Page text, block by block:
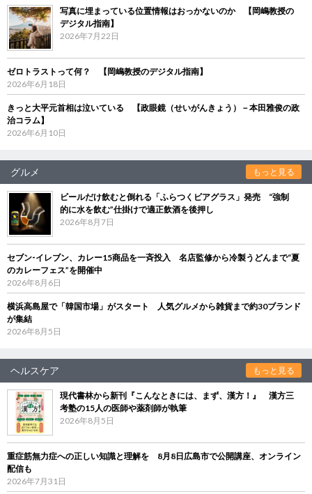
写真に埋まっている位置情報はおっかないのか 【岡嶋教授の
デジタル指南】
2026年7月22日
ゼロトラストって何？ 【岡嶋教授のデジタル指南】
2026年6月18日
きっと大平元首相は泣いている 【政眼鏡（せいがんきょう）－本田雅俊の政
治コラム】
2026年6月10日
グルメ もっと見る
ビールだけ飲むと倒れる「ふらつくビアグラス」発売 “強制
的に水を飲む”仕掛けで適正飲酒を後押し
2026年8月7日
セブン‐イレブン、カレー15商品を一斉投入 名店監修から冷製うどんまで“夏
のカレーフェス”を開催中
2026年8月6日
横浜高島屋で「韓国市場」がスタート 人気グルメから雑貨まで約30ブランド
が集結
2026年8月5日
ヘルスケア もっと見る
現代書林から新刊『こんなときには、まず、漢方！』 漢方三
考塾の15人の医師や薬剤師が執筆
2026年8月5日
重症筋無力症への正しい知識と理解を 8月8日広島市で公開講座、オンライン
配信も
2026年7月31日